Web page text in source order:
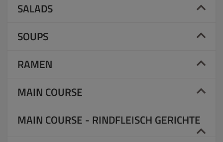
SALADS
SOUPS
RAMEN
MAIN COURSE
MAIN COURSE - RINDFLEISCH GERICHTE